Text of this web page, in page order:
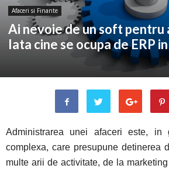
Afaceri si Finante
Ai nevoie de un soft pentru
Iata cine se ocupa de ERP
Administrarea unei afaceri este, in
complexa, care presupune detinerea
multe arii de activitate, de la